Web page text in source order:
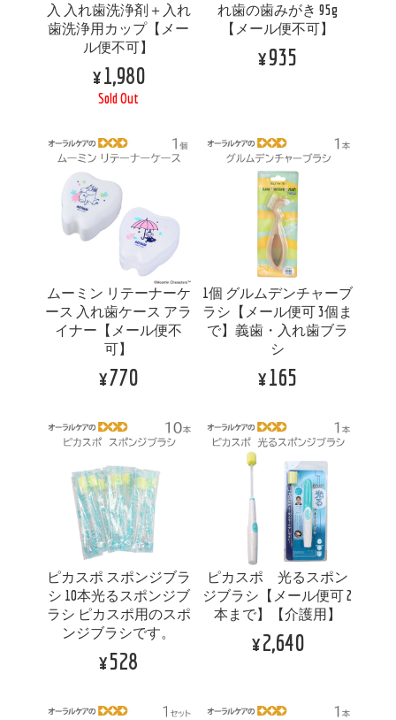
入 入れ歯洗浄剤＋入れ
歯洗浄用カップ【メー
ル便不可】
¥1,980
Sold Out
れ歯の歯みがき 95g
【メール便不可】
¥935
ムーミン リテーナーケ
ース 入れ歯ケース アラ
イナー【メール便不
可】
¥770
1個 グルムデンチャーブ
ラシ【メール便可 3個ま
で】義歯・入れ歯ブラ
シ
¥165
ピカスポ スポンジブラ
シ 10本光るスポンジブ
ラシ ピカスポ用のスポ
ンジブラシです。
¥528
ピカスポ 光るスポン
ジブラシ【メール便可 2
本まで】【介護用】
¥2,640